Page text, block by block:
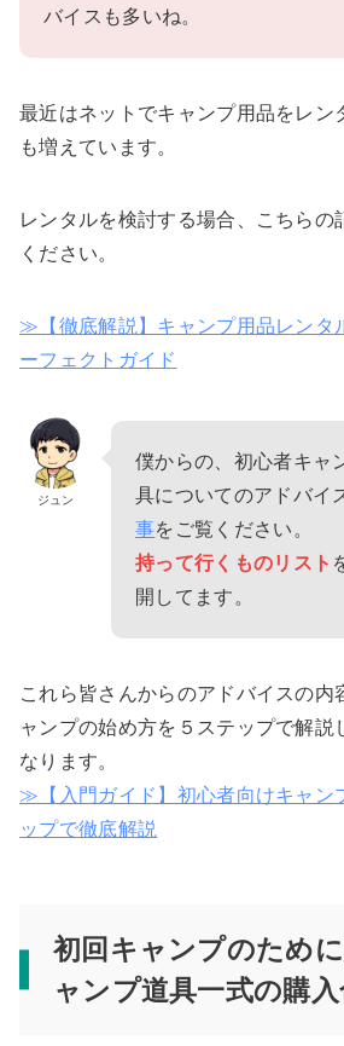
バイスも多いね。
最近はネットでキャンプ用品をレン
も増えています。
レンタルを検討する場合、こちらの
ください。
≫【徹底解説】キャンプ用品レンタ
ーフェクトガイド
ジュン
僕からの、初心者キャ
具についてのアドバイ
事をご覧ください。
持って行くものリスト
開してます。
これら皆さんからのアドバイスの内
ャンプの始め方を５ステップで解説
なります。
≫【入門ガイド】初心者向けキャン
ップで徹底解説
初回キャンプのため
ャンプ道具一式の購入